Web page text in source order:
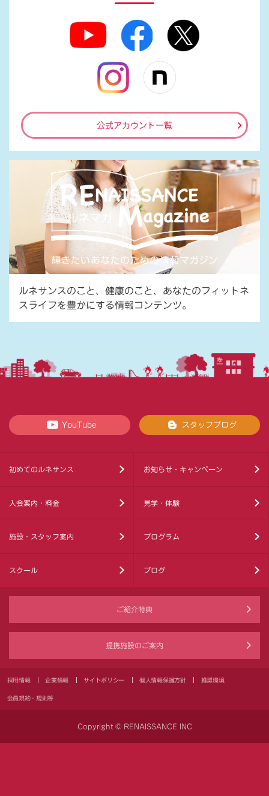
公式アカウント一覧
ルネサンスのこと、健康のこと、あなたのフィットネ
スライフを豊かにする情報コンテンツ。
YouTube スタッフブログ
初めてのルネサンス お知らせ・キャンペーン
入会案内・料金 見学・体験
施設・スタッフ案内 プログラム
スクール ブログ
ご紹介特典
提携施設のご案内
採用情報 企業情報 サイトポリシー 個人情報保護方針 推奨環境
会員規約・規則等
Copyright © RENAISSANCE INC